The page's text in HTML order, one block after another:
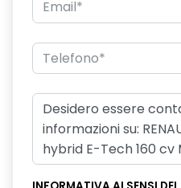
ECLHB4
emergency lane keep assist
mantenimento della corsia
SHAPE
flying consolle
frecce di direzione